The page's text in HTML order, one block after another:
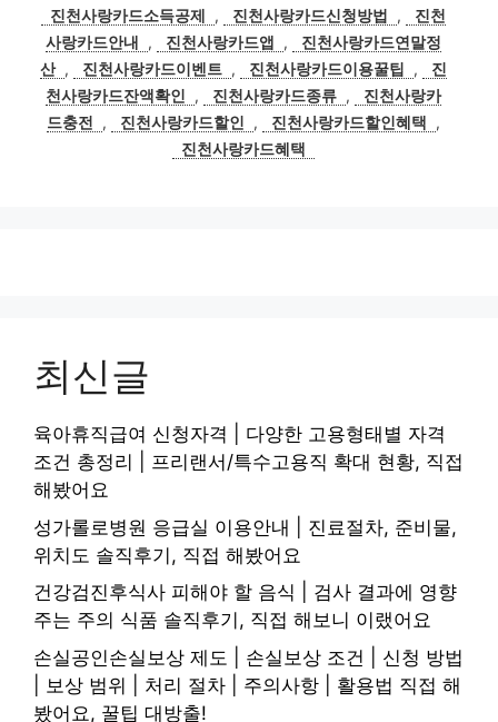
진천사랑카드소득공제
, 진천사랑카드신청방법 ,
진천
사랑카드안내
, 진천사랑카드앱 ,
진천사랑카드연말정
산 , 진천사랑카드이벤트 , 진천사랑카드이용꿀팁 ,
진
천사랑카드잔액확인
, 진천사랑카드종류 ,
진천사랑카
드충전
, 진천사랑카드할인 , 진천사랑카드할인혜택
,
진천사랑카드혜택
최신글
육아휴직급여 신청자격 | 다양한 고용형태별 자격
조건 총정리 | 프리랜서/특수고용직 확대 현황, 직접
해봤어요
성가롤로병원 응급실 이용안내 | 진료절차, 준비물,
위치도 솔직후기, 직접 해봤어요
건강검진후식사 피해야 할 음식 | 검사 결과에 영향
주는 주의 식품 솔직후기, 직접 해보니 이랬어요
손실공인손실보상 제도 | 손실보상 조건 | 신청 방법
| 보상 범위 | 처리 절차 | 주의사항 | 활용법 직접 해
봤어요, 꿀팁 대방출!